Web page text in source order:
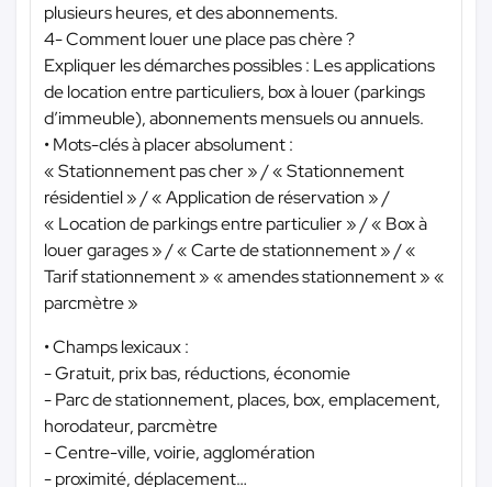
plusieurs heures, et des abonnements.
4- Comment louer une place pas chère ?
Expliquer les démarches possibles : Les applications
de location entre particuliers, box à louer (parkings
d’immeuble), abonnements mensuels ou annuels.
• Mots-clés à placer absolument :
« Stationnement pas cher » / « Stationnement
résidentiel » / « Application de réservation » /
« Location de parkings entre particulier » / « Box à
louer garages » / « Carte de stationnement » / «
Tarif stationnement » « amendes stationnement » «
parcmètre »
• Champs lexicaux :
- Gratuit, prix bas, réductions, économie
- Parc de stationnement, places, box, emplacement,
horodateur, parcmètre
- Centre-ville, voirie, agglomération
- proximité, déplacement…